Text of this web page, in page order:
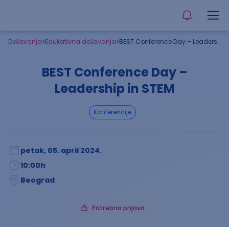
Dešavanja>Edukativna dešavanja> BEST Conference Day – Leadership in STEM
BEST Conference Day –
Leadership in STEM
konferencije
petak, 05. april 2024.
10:00h
Beograd
Potrebna prijava